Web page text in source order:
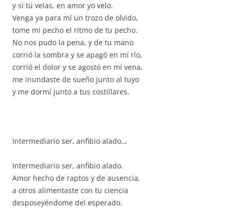
y si tú velas, en amor yo velo.
Venga ya para mí un trozo de olvido,
tome mi pecho el ritmo de tu pecho.
No nos pudo la pena, y de tu mano
corrió la sombra y se apagó en mi río,
corrió el dolor y se agostó en mi vena,
me inundaste de sueño junto al tuyo
y me dormí junto a tus costillares.
Intermediario ser, anfibio alado…
Intermediario ser, anfibio alado.
Amor hecho de raptos y de ausencia,
a otros alimentaste con tu ciencia
desposeyéndome del esperado.